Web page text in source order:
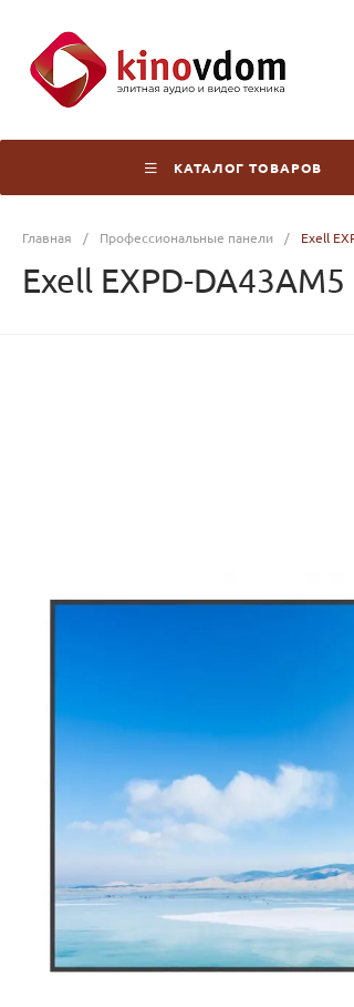
КАТАЛОГ ТОВАРОВ
Главная / Профессиональные панели / Exell
Exell EXPD-DA43AM5